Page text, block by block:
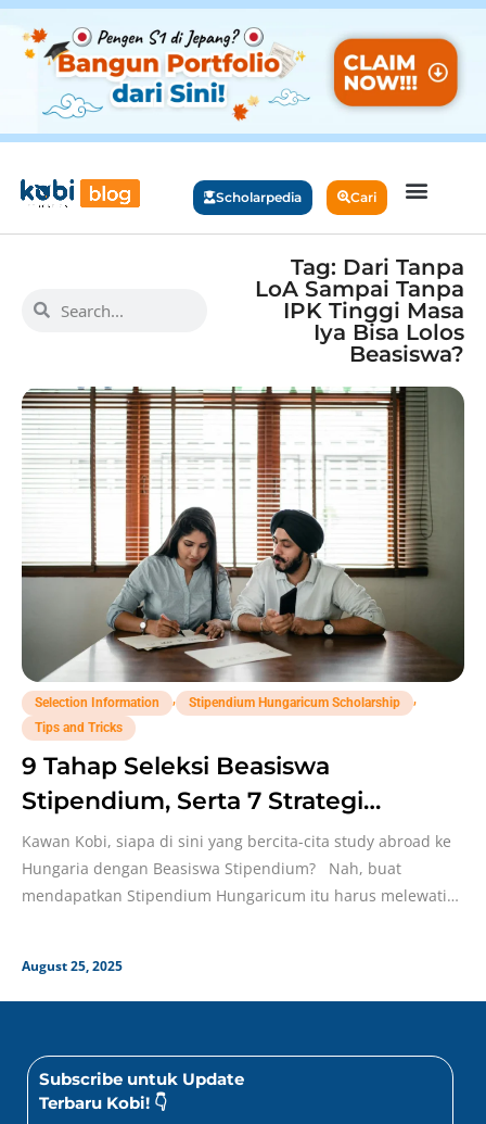
Scholarpedia Cari
Tag: Dari Tanpa
LoA Sampai Tanpa
IPK Tinggi Masa
Iya Bisa Lolos
Beasiswa?
Selection Information Stipendium Hungaricum Scholarship
Tips and Tricks
9 Tahap Seleksi Beasiswa
Stipendium, Serta 7 Strategi
Lolosnya!
Kawan Kobi, siapa di sini yang bercita-cita study abroad ke
Hungaria dengan Beasiswa Stipendium? Nah, buat
mendapatkan Stipendium Hungaricum itu harus melewati
August 25, 2025
Subscribe untuk Update
Terbaru Kobi! 👇